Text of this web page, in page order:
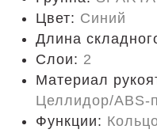
Цвет: Синий
Длина
Слои: 2
Материал
Целлидор/ABS-
Функции: